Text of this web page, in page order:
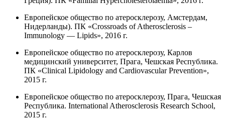
Европейское общество по атеросклерозу, Амстердам,
Нидерланды). ПК «Crossroads of Atherosclerosis –
Immunology — Lipids», 2016 г.
Европейское общество по атеросклерозу, Карлов
медицинский университет, Прага, Чешская Республика.
ПК «Clinical Lipidology and Cardiovascular Prevention»,
2015 г.
Европейское общество по атеросклерозу, Прага, Чешская
Республика. International Atherosclerosis Research School,
2015 г.